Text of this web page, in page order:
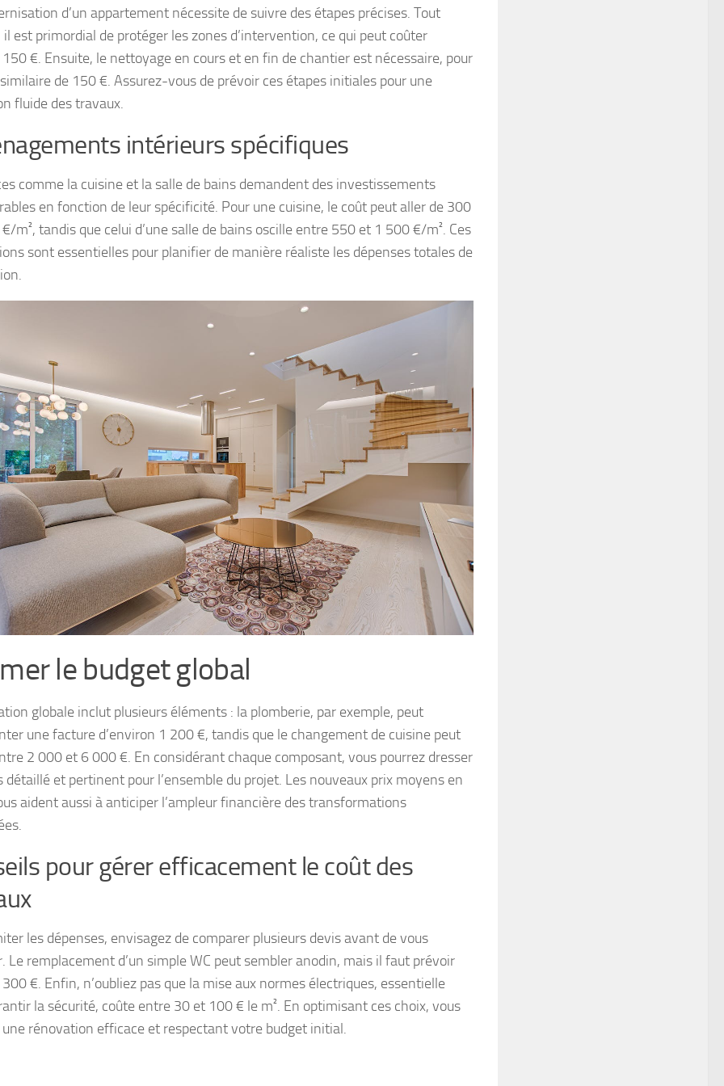
d’un appartement nécessite de suivre des étapes précises. Tout
il est primordial de protéger les zones d’intervention, ce qui peut coûter
€. Ensuite, le nettoyage en cours et en fin de chantier est nécessaire, pour
de 150 €. Assurez-vous de prévoir ces étapes initiales pour une
fluide des travaux.
intérieurs spécifiques
comme la cuisine et la salle de bains demandent des investissements
en fonction de leur spécificité. Pour une cuisine, le coût peut aller de 300
m², tandis que celui d’une salle de bains oscille entre 550 et 1 500 €/m². Ces
sont essentielles pour planifier de manière réaliste les dépenses totales de
le budget global
globale inclut plusieurs éléments : la plomberie, par exemple, peut
une facture d’environ 1 200 €, tandis que le changement de cuisine peut
2 000 et 6 000 €. En considérant chaque composant, vous pourrez dresser
détaillé et pertinent pour l’ensemble du projet. Les nouveaux prix moyens en
aident aussi à anticiper l’ampleur financière des transformations
pour gérer efficacement le coût des
les dépenses, envisagez de comparer plusieurs devis avant de vous
Le remplacement d’un simple WC peut sembler anodin, mais il faut prévoir
€. Enfin, n’oubliez pas que la mise aux normes électriques, essentielle
la sécurité, coûte entre 30 et 100 € le m². En optimisant ces choix, vous
une rénovation efficace et respectant votre budget initial.